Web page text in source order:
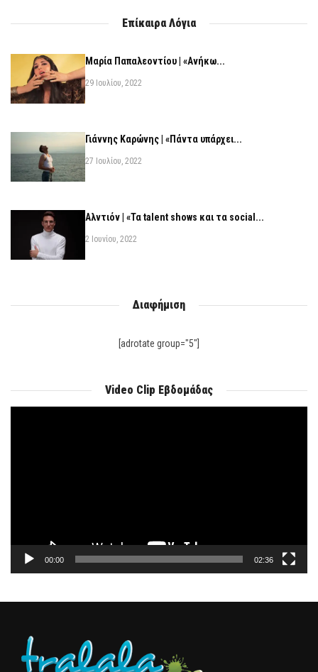
Επίκαιρα Λόγια
Μαρία Παπαλεοντίου | «Ανήκω...
29 Ιουλίου, 2022
Γιάννης Καρώνης | «Πάντα υπάρχει...
27 Ιουλίου, 2022
Αλντιόν | «Τα talent shows και τα social...
2 Ιουνίου, 2022
Διαφήμιση
[adrotate group="5"]
Video Clip Εβδομάδας
00:00 02:36